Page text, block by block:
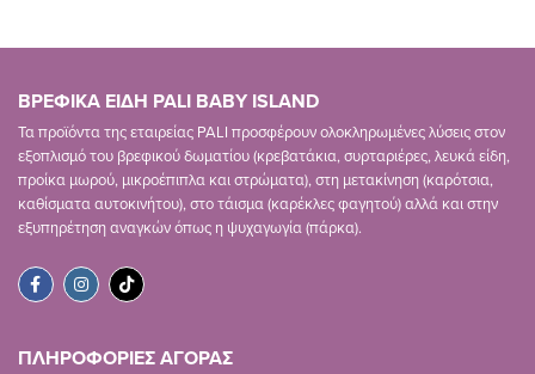
ΒΡΕΦΙΚΑ ΕΙΔΗ PALI BABY ISLAND
Τα προϊόντα της εταιρείας PALI προσφέρουν ολοκληρωμένες λύσεις στον
εξοπλισμό του βρεφικού δωματίου (κρεβατάκια, συρταριέρες, λευκά είδη,
προίκα μωρού, μικροέπιπλα και στρώματα), στη μετακίνηση (καρότσια,
καθίσματα αυτοκινήτου), στο τάισμα (καρέκλες φαγητού) αλλά και στην
εξυπηρέτηση αναγκών όπως η ψυχαγωγία (πάρκα).
ΠΛΗΡΟΦΟΡΙΕΣ ΑΓΟΡΑΣ